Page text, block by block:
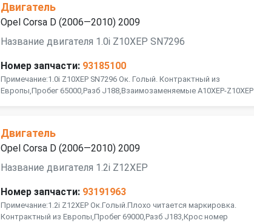
Двигатель
Opel Corsa D (2006—2010) 2009
Название двигателя 1.0i Z10XEP SN7296
Номер запчасти: 93185100
Примечание:1.0i Z10XEP SN7296 Ок. Голый. Контрактный из
Европы,Пробег 65000,Разб J188,Взаимозаменяемые A10XEP-Z10XEP
Двигатель
Opel Corsa D (2006—2010) 2009
Название двигателя 1.2i Z12XEP
Номер запчасти: 93191963
Примечание:1.2i Z12XEP Ок.Голый.Плохо читается маркировка.
Контрактный из Европы,Пробег 69000,Разб J183,Крос номер